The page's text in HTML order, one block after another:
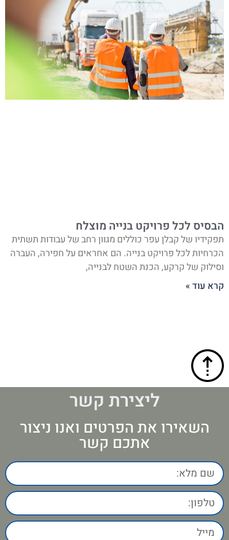
הבסיס לכל פרויקט בנייה מוצלח
תפקידיו של קבלן עפר כוללים מגוון רחב של עבודות תשתית
הכרחיות לכל פרויקט בנייה. הם אחראים על חפירה, העברה
וסילוק של קרקע, הכנת השטח לבנייה,
קרא עוד »
ליצירת קשר
השאירו את הפרטים ואנו ניצור
אתכם קשר